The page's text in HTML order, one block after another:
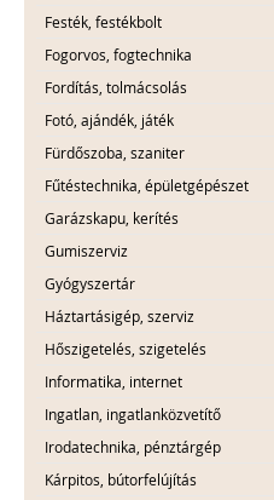
Festék, festékbolt
Fogorvos, fogtechnika
Fordítás, tolmácsolás
Fotó, ajándék, játék
Fürdőszoba, szaniter
Fűtéstechnika, épületgépészet
Garázskapu, kerítés
Gumiszerviz
Gyógyszertár
Háztartásigép, szerviz
Hőszigetelés, szigetelés
Informatika, internet
Ingatlan, ingatlanközvetítő
Irodatechnika, pénztárgép
Kárpitos, bútorfelújítás